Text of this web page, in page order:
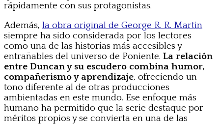
rápidamente con sus protagonistas.
Además, la obra original de George R. R. Martin
siempre ha sido considerada por los lectores
como una de las historias más accesibles y
entrañables del universo de Poniente. La relación
entre Duncan y su escudero combina humor,
compañerismo y aprendizaje, ofreciendo un
tono diferente al de otras producciones
ambientadas en este mundo. Ese enfoque más
humano ha permitido que la serie destaque por
méritos propios y se convierta en una de las